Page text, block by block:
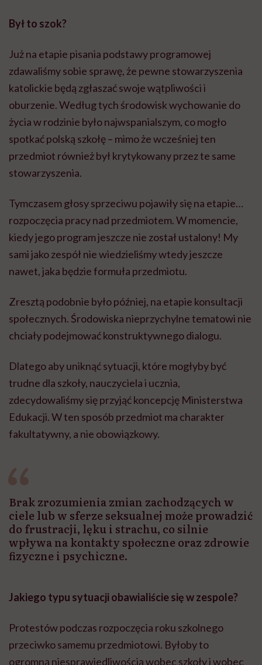
Był to szok?
Już na etapie pisania podstawy programowej
zdawaliśmy sobie sprawę, że pewne stowarzyszenia
katolickie będą zgłaszać swoje wątpliwości i
oburzenie. Według tych środowisk wychowanie do
życia w rodzinie było najwspanialszym, co mogło
spotkać polską szkołę – mimo że wcześniej ten
przedmiot również był krytykowany przez te same
stowarzyszenia.
Tymczasem głosy sprzeciwu pojawiły się na etapie…
rozpoczęcia pracy nad przedmiotem. W momencie,
kiedy jego program jeszcze nie został ustalony! My
sami jako zespół nie wiedzieliśmy wtedy jeszcze
nawet, jaka będzie formuła przedmiotu.
Zresztą podobnie było później, na etapie konsultacji
społecznych. Środowiska nieprzychylne tematowi nie
chciały podejmować konstruktywnego dialogu.
Dlatego aby uniknąć sytuacji, które mogłyby być
trudne dla szkoły, nauczyciela i ucznia,
zdecydowaliśmy się przyjąć koncepcję Ministerstwa
Edukacji. W ten sposób przedmiot ma charakter
fakultatywny, a nie obowiązkowy.
Brak zrozumienia zmian zachodzących w
ciele lub w sferze seksualnej może prowadzić
do frustracji, lęku i strachu, co silnie
wpływa na kontakty społeczne oraz zdrowie
fizyczne i psychiczne.
Jakiego typu sytuacji obawialiście się w zespole?
Protestów podczas rozpoczęcia roku szkolnego
przeciwko samemu przedmiotowi. Byłoby to
ogromną niesprawiedliwością wobec szkoły i wobec